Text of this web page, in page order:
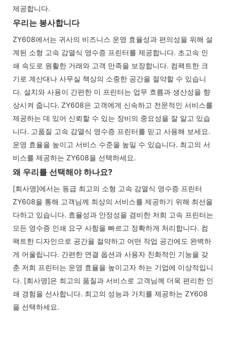
제공합니다.
우리는 봉사합니다
ZY608에서는 귀사의 비즈니스 운영 효율성과 편의성을 위해 설
계된 소형 고속 감열식 영수증 프린터를 제공합니다. 초고속 인
쇄 속도로 원활한 거래와 고객 만족을 보장합니다. 컴팩트한 크
기로 계산대나 사무실 책상의 소중한 공간을 절약할 수 있습니
다. 설치와 사용이 간편한 이 프린터는 업무 흐름과 생산성을 향
상시켜 줍니다. ZY608은 고객에게 신속하고 전문적인 서비스를
제공하는 데 있어 신뢰할 수 있는 장비의 중요성을 잘 알고 있습
니다. 고품질 고속 감열식 영수증 프린터를 믿고 사용해 보세요.
운영 효율을 높이고 서비스 수준을 높일 수 있습니다. 최고의 서
비스를 제공하는 ZY608을 선택하세요.
왜 우리를 선택해야 하나요?
[회사명]에서는 동급 최고의 소형 고속 감열식 영수증 프린터
ZY608을 통해 고객님께 최상의 서비스를 제공하기 위해 최선을
다하고 있습니다. 효율성과 안정성을 겸비한 저희 고속 프린터는
모든 영수증 인쇄 요구 사항을 빠르고 정확하게 처리합니다. 컴
팩트한 디자인으로 공간을 절약하고 어떤 작업 공간에도 완벽하
게 어울립니다. 간편한 연결 옵션과 사용자 친화적인 기능을 갖
춘 저희 프린터는 운영 효율을 높이고자 하는 기업에 이상적입니
다. [회사명]은 최고의 품질과 서비스로 고객님께 더욱 편리한 인
쇄 경험을 선사합니다. 최고의 성능과 가치를 제공하는 ZY608
을 선택하세요.